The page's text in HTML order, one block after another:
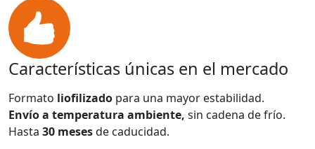
Características únicas en el mercado
Formato liofilizado para una mayor estabilidad.
Envío a temperatura ambiente, sin cadena de frío.
Hasta 30 mesesde caducidad.